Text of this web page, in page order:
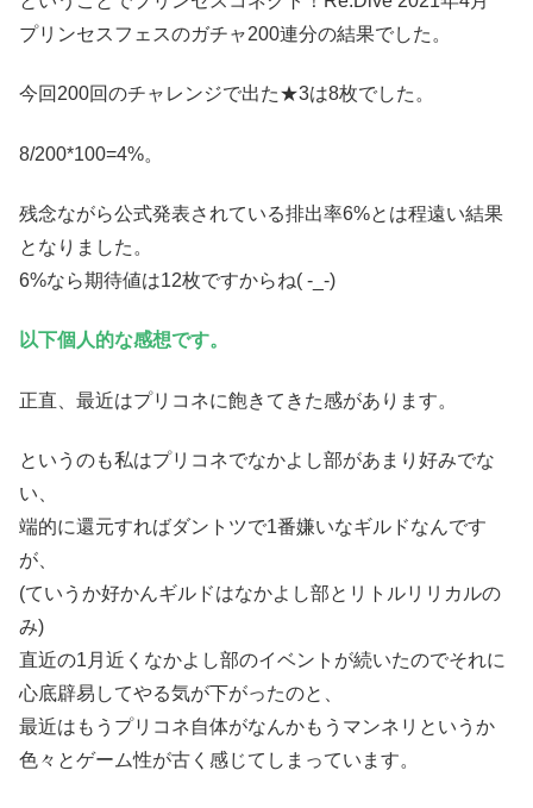
プリンセスフェスのガチャ200連分の結果でした。
今回200回のチャレンジで出た★3は8枚でした。
8/200*100=4%。
残念ながら公式発表されている排出率6%とは程遠い結果
となりました。
6%なら期待値は12枚ですからね( -_-)
以下個人的な感想です。
正直、最近はプリコネに飽きてきた感があります。
というのも私はプリコネでなかよし部があまり好みでな
い、
端的に還元すればダントツで1番嫌いなギルドなんです
が、
(ていうか好かんギルドはなかよし部とリトルリリカルの
み)
直近の1月近くなかよし部のイベントが続いたのでそれに
心底辟易してやる気が下がったのと、
最近はもうプリコネ自体がなんかもうマンネリというか
色々とゲーム性が古く感じてしまっています。